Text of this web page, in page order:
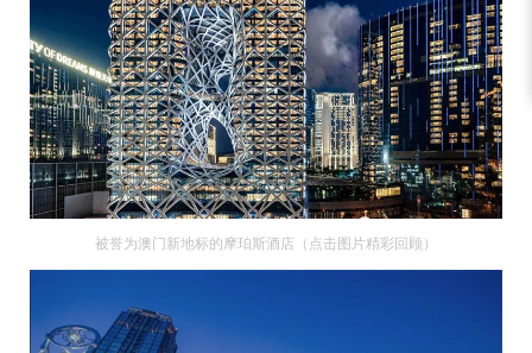
被誉为澳门新地标的摩珀斯酒店（点击图片精彩回顾）